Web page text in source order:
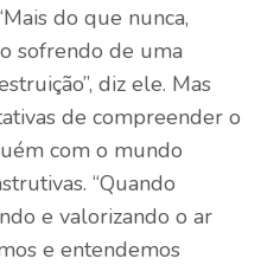
do que nunca,
sofrendo de uma
diz ele. Mas
de compreender o
com o mundo
“Quando
e valorizando o ar
e entendemos